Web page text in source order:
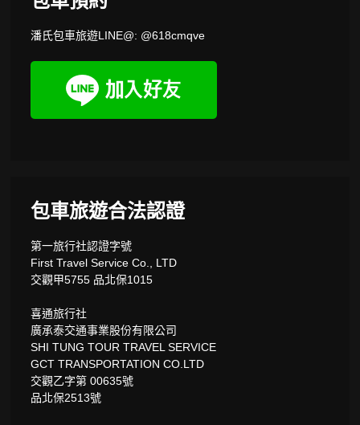
潘氏包車旅遊LINE@: @618cmqve
包車旅遊合法認證
第一旅行社認證字號
First Travel Service Co., LTD
交觀甲5755 品北保1015
喜通旅行社
廣承泰交通事業股份有限公司
SHI TUNG TOUR TRAVEL SERVICE
GCT TRANSPORTATION CO.LTD
交觀乙字第 00635號
品北保2513號